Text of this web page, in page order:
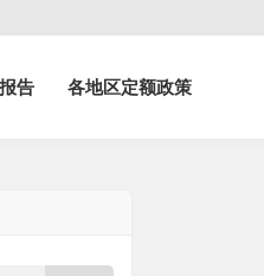
告 各地区定额政策